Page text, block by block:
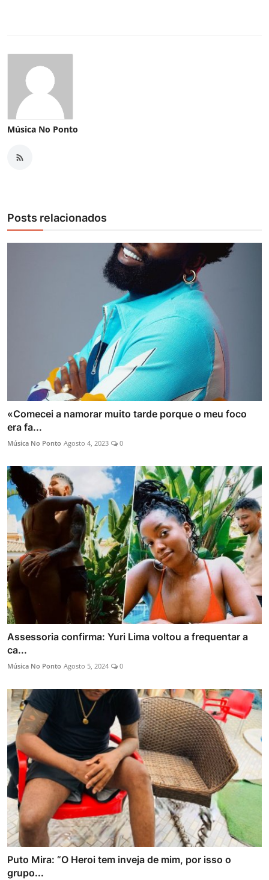
Música No Ponto
Posts relacionados
«Comecei a namorar muito tarde porque o meu foco
era fa...
Música No Ponto Agosto 4, 2023 0
Assessoria confirma: Yuri Lima voltou a frequentar a
ca...
Música No Ponto Agosto 5, 2024 0
Puto Mira: “O Heroi tem inveja de mim, por isso o
grupo...